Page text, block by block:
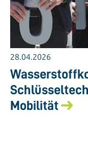
28.04.2026
Mobilität